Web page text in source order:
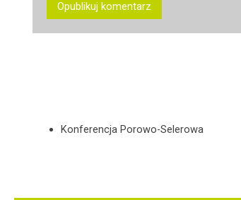
Konferencja Porowo-Selerowa